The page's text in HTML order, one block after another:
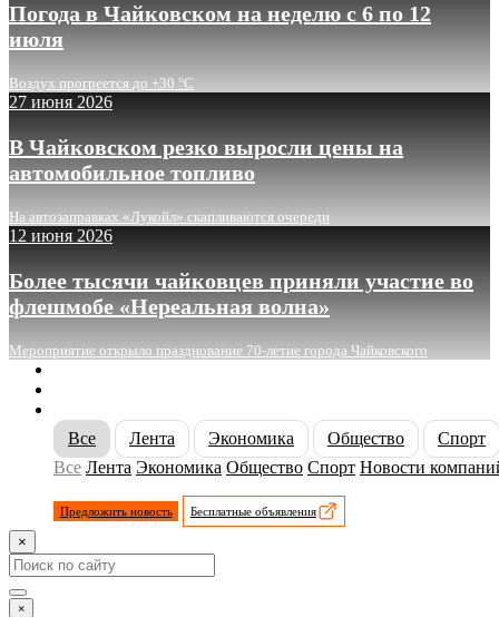
Погода в Чайковском на неделю с 6 по 12
июля
Воздух прогреется до +30 °C
27 июня 2026
В Чайковском резко выросли цены на
автомобильное топливо
На автозаправках «Лукойл» скапливаются очереди
12 июня 2026
Более тысячи чайковцев приняли участие во
флешмобе «Нереальная волна»
Мероприятие открыло празднование 70-летие города Чайковского
Все
Лента Экономика Общество
Спорт
Все Лента Экономика Общество Спорт Новости
Предложить новость Бесплатные объявления
×
×